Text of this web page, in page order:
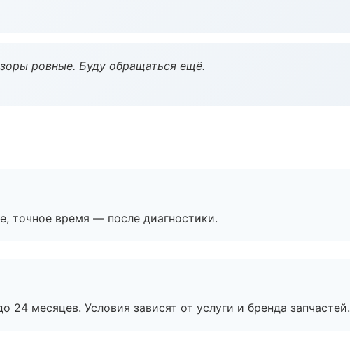
ровные. Буду обращаться ещё.
точное время — после диагностики.
месяцев. Условия зависят от услуги и бренда запчастей.